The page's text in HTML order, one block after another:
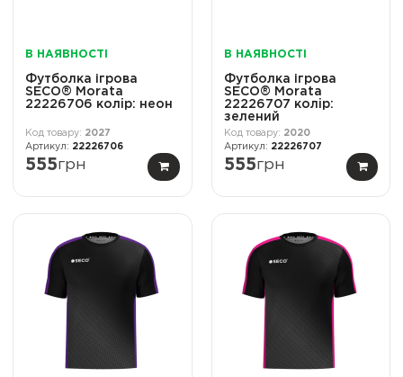
В НАЯВНОСТІ
Футболка ігрова
SECO® Morata
22226706 колiр: неон
2027
22226706
555грн
В НАЯВНОСТІ
Футболка ігрова
SECO® Morata
22226707 колiр:
зелений
2020
22226707
555грн